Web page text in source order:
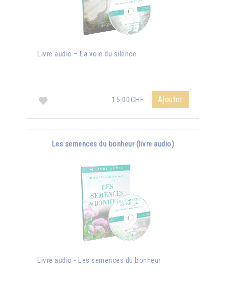
Livre audio – La voie du silence
15.00CHF Ajouter
Les semences du bonheur (livre audio)
Livre audio - Les semences du bonheur